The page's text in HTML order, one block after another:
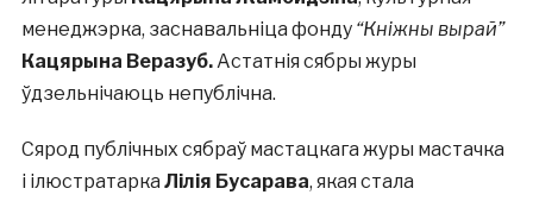
менеджэрка, заснавальніца фонду “Кніжны вырай”
Кацярына Веразуб.Астатнія сябры журы
ўдзельнічаюць непублічна.
Сярод публічных сябраў мастацкага журы мастачка
і ілюстратарка Лілія Бусарава, якая стала